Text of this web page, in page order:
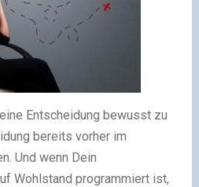
Entscheidung bewusst zu
bereits vorher im
Und wenn Dein
Wohlstand programmiert ist,